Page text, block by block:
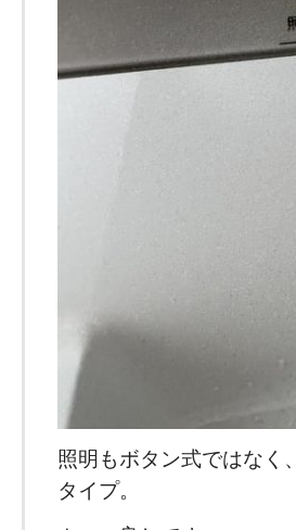
照明もボタン式ではなく
タイプ。